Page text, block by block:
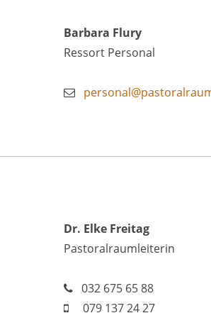
Barbara Flury
Ressort Personal
Dr. Elke Freitag
Pastoralraumleiterin
032 675 65 88
079 137 24 27